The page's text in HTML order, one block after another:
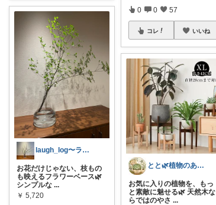
laugh_log〜ラフな日々の記録〜
お花だけじゃない、枝もの
も映えるフラワーベース🌿
シンプルな ...
￥ 5,720
0 0 57
コレ いいね
とと🌿植物のある暮らし
お気に入りの植物を、もっ
と素敵に魅せる🌿 天然木な
らではのやさ ...